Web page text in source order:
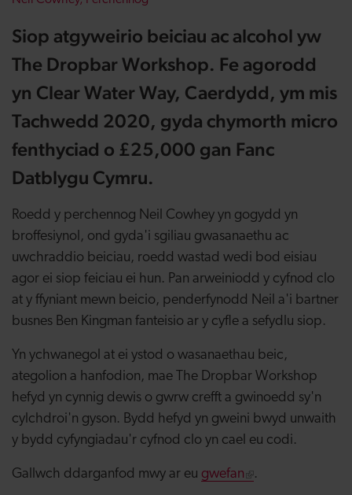
Siop atgyweirio beiciau ac alcohol yw
The Dropbar Workshop. Fe agorodd
yn Clear Water Way, Caerdydd, ym mis
Tachwedd 2020, gyda chymorth micro
fenthyciad o £25,000 gan Fanc
Datblygu Cymru.
Roedd y perchennog Neil Cowhey yn gogydd yn
broffesiynol, ond gyda'i sgiliau gwasanaethu ac
uwchraddio beiciau, roedd wastad wedi bod eisiau
agor ei siop feiciau ei hun. Pan arweiniodd y cyfnod clo
at y ffyniant mewn beicio, penderfynodd Neil a'i bartner
busnes Ben Kingman fanteisio ar y cyfle a sefydlu siop.
Yn ychwanegol at ei ystod o wasanaethau beic,
ategolion a hanfodion, mae The Dropbar Workshop
hefyd yn cynnig dewis o gwrw crefft a gwinoedd sy'n
cylchdroi'n gyson. Bydd hefyd yn gweini bwyd unwaith
y bydd cyfyngiadau'r cyfnod clo yn cael eu codi.
Gallwch ddarganfod mwy ar eu gwefan .